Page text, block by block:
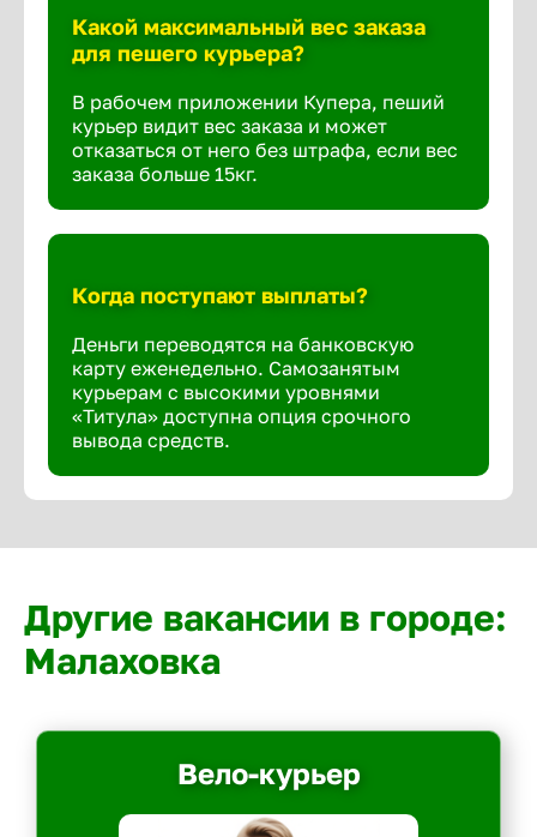
Какой максимальный вес заказа
для пешего курьера?
В рабочем приложении Купера, пеший
курьер видит вес заказа и может
отказаться от него без штрафа, если вес
заказа больше 15кг.
Когда поступают выплаты?
Деньги переводятся на банковскую
карту еженедельно. Самозанятым
курьерам с высокими уровнями
«Титула» доступна опция срочного
вывода средств.
Другие вакансии в городе:
Малаховка
Вело-курьер